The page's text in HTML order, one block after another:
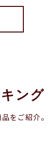
ング
をご紹介。